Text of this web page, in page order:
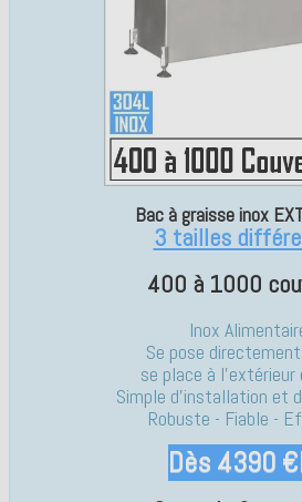
Bac à graisse inox
3 tailles
400 à 1000
Inox
Se pose
se place à l'extérieur
Simple d'installation et
Robuste - Fiable -
Dès 4390